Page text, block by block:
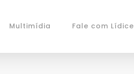
Multimídia Fale com Lídice